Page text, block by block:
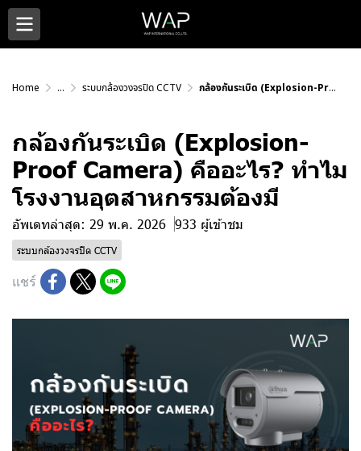
Home ... ระบบกล้องวงจรปิด CCTV กล้องกันระเบิด (Explosion-Proof Camera) คืออะไร? ทำไมโรงงานอุตสาหกรรมต้องมี
กล้องกันระเบิด (Explosion-
Proof Camera) คืออะไร? ทำไม
โรงงานอุตสาหกรรมต้องมี
อัพเดทล่าสุด: 29 พ.ค. 2026 933 ผู้เข้าชม
ระบบกล้องวงจรปิด CCTV
แชร์